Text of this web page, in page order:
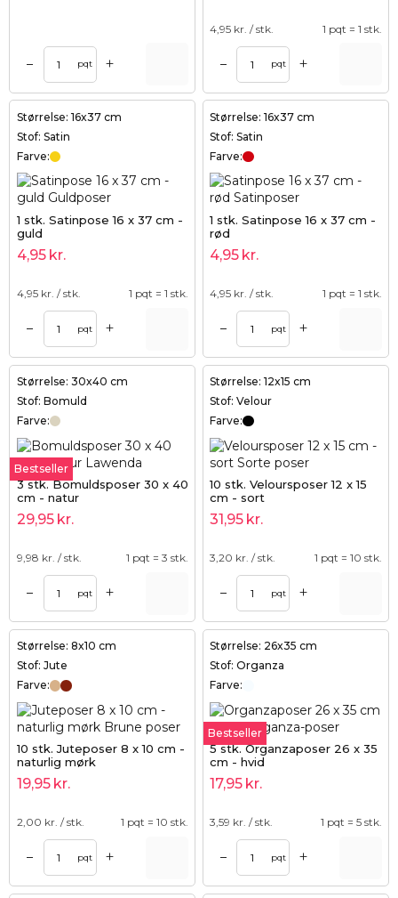
– pqt +
4,95 kr. / stk. 1 pqt = 1 stk.
– pqt +
Størrelse: 16x37 cm
Stof: Satin
Farve:
1 stk. Satinpose 16 x 37 cm -
guld
4,95 kr.
4,95 kr. / stk. 1 pqt = 1 stk.
– pqt +
Størrelse: 16x37 cm
Stof: Satin
Farve:
1 stk. Satinpose 16 x 37 cm -
rød
4,95 kr.
4,95 kr. / stk. 1 pqt = 1 stk.
– pqt +
Størrelse: 30x40 cm
Stof: Bomuld
Farve:
Bestseller
3 stk. Bomuldsposer 30 x 40
cm - natur
29,95 kr.
9,98 kr. / stk. 1 pqt = 3 stk.
– pqt +
Størrelse: 12x15 cm
Stof: Velour
Farve:
10 stk. Veloursposer 12 x 15
cm - sort
31,95 kr.
3,20 kr. / stk. 1 pqt = 10 stk.
– pqt +
Størrelse: 8x10 cm
Stof: Jute
Farve:
10 stk. Juteposer 8 x 10 cm -
naturlig mørk
19,95 kr.
2,00 kr. / stk. 1 pqt = 10 stk.
– pqt +
Størrelse: 26x35 cm
Stof: Organza
Farve:
Bestseller
5 stk. Organzaposer 26 x 35
cm - hvid
17,95 kr.
3,59 kr. / stk. 1 pqt = 5 stk.
– pqt +